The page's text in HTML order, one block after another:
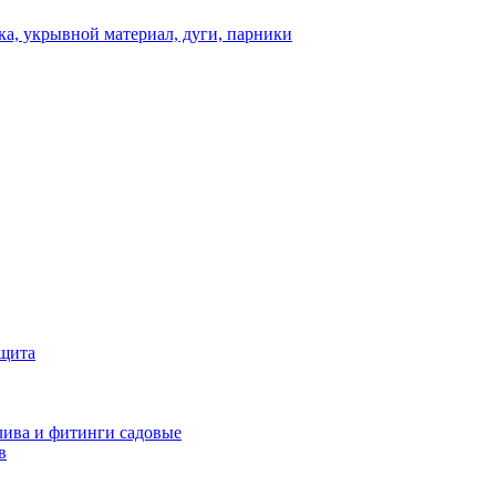
укрывной материал, дуги, парники
и фитинги садовые